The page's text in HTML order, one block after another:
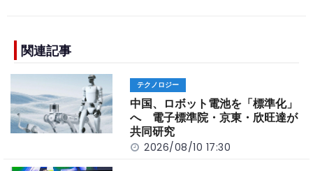
e
b
o
o
k
n
k
関連記事
テクノロジー
中国、ロボット電池を「標準化」
へ 電子標準院・京東・欣旺達が
共同研究
2026/08/10 17:30